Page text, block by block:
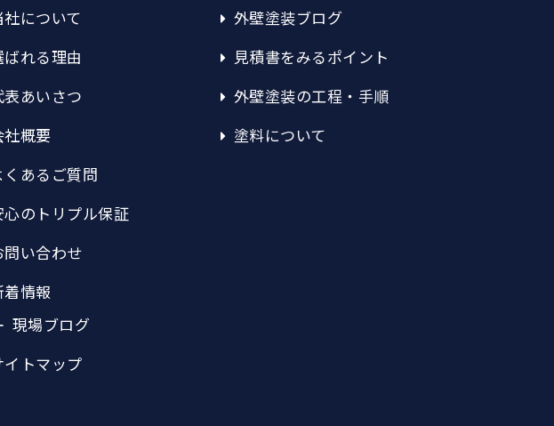
社について
ばれる理由
表あいさつ
社概要
くあるご質問
心のトリプル保証
問い合わせ
着情報
現場ブログ
イトマップ
外壁塗装ブログ
見積書をみるポイント
外壁塗装の工程・手順
塗料について